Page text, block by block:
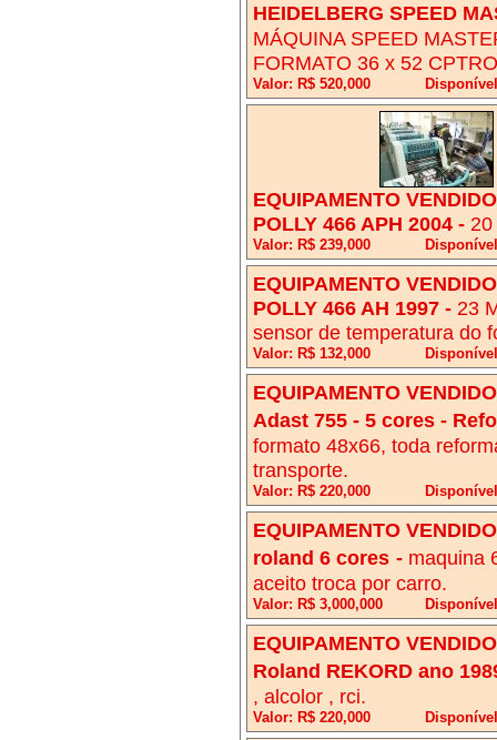
HEIDELBERG SPEED
MÁQUINA SPEED
FORMATO 36 x 52
Valor: R$ 520,000
EQUIPAMENTO
POLLY 466 APH 2004 -
Valor: R$ 239,000
EQUIPAMENTO
POLLY 466 AH 1997 - 23
sensor de temperatura do
Valor: R$ 132,000
EQUIPAMENTO
Adast 755 - 5 cores -
formato 48x66, toda
transporte.
Valor: R$ 220,000
EQUIPAMENTO
roland 6 cores - maquina
aceito troca por carro.
Valor: R$ 3,000,000
EQUIPAMENTO
Roland REKORD ano
, alcolor , rci.
Valor: R$ 220,000